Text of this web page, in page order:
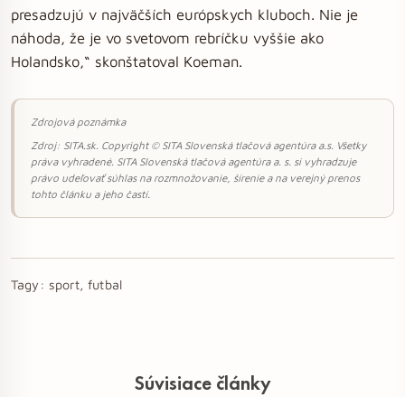
presadzujú v najväčších európskych kluboch. Nie je
náhoda, že je vo svetovom rebríčku vyššie ako
Holandsko,“ skonštatoval Koeman.
Zdrojová poznámka
Zdroj: SITA.sk. Copyright © SITA Slovenská tlačová agentúra a.s. Všetky
práva vyhradené. SITA Slovenská tlačová agentúra a. s. si vyhradzuje
právo udeľovať súhlas na rozmnožovanie, šírenie a na verejný prenos
tohto článku a jeho častí.
Tagy: sport, futbal
Súvisiace články